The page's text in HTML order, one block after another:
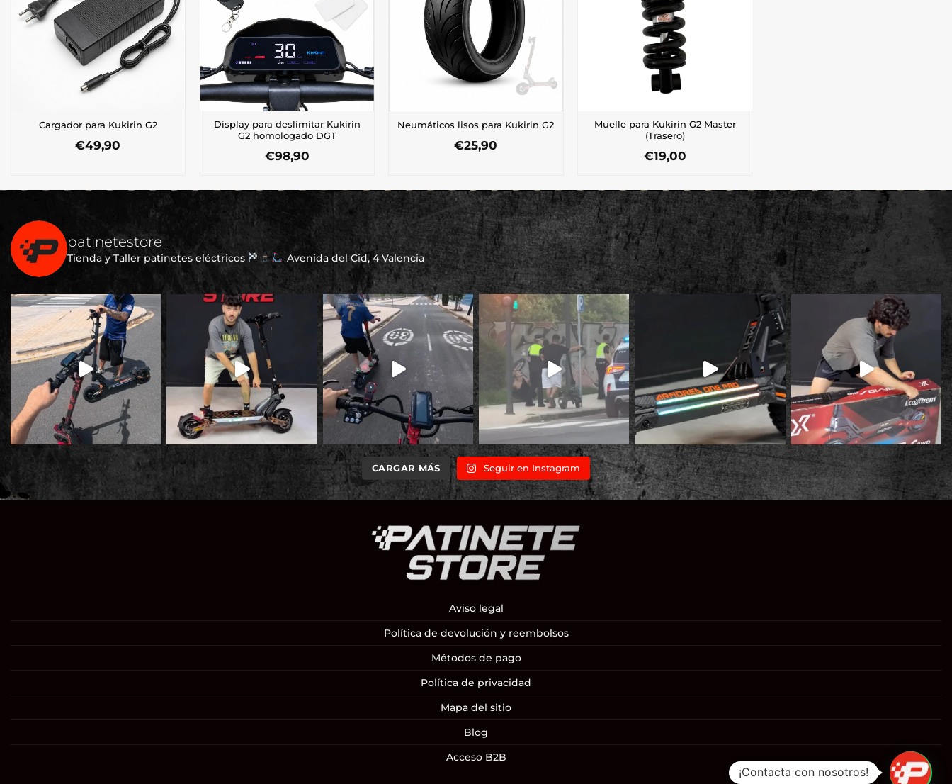
Cargador para Kukirin G2
€49,90
Display para deslimitar Kukirin
G2 homologado DGT
€98,90
Neumáticos lisos para Kukirin G2
€25,90
Muelle para Kukirin G2 Master
(Trasero)
€19,00
patinetestore_
Tienda y Taller patinetes eléctricos Avenida del Cid, 4 Valencia
CARGAR MÁS Seguir en Instagram
Aviso legal
Política de devolución y reembolsos
Métodos de pago
Política de privacidad
Mapa del sitio
Blog
Acceso B2B
¡Contacta con nosotros!